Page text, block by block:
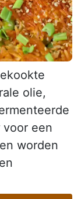
olie,
een
worden